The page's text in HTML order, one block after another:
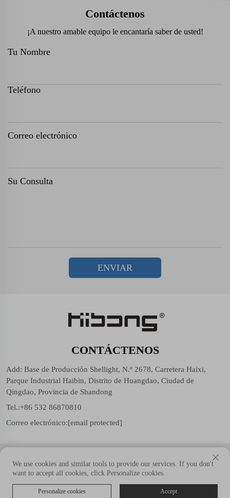
Contáctenos
¡A nuestro amable equipo le encantaría saber de usted!
Tu Nombre
Teléfono
Correo electrónico
Su Consulta
ENVIAR
CONTÁCTENOS
Add: Base de Producción Shellight, N.º 2678, Carretera Haixi,
Parque Industrial Haibin, Distrito de Huangdao, Ciudad de
Qingdao, Provincia de Shandong
Tel.:+86 532 86870810
Correo electrónico:[email protected]
Copyright © Shellight (Shandong Group) Co., Ltd. Todos los
derechos reservados.
We use cookies and similar tools to provide our services. If you don't
want to accept all cookies, click Personalize cookies.
Personalize cookies Accept